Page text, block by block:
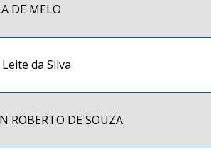
DE MELO
da Silva
ROBERTO DE SOUZA